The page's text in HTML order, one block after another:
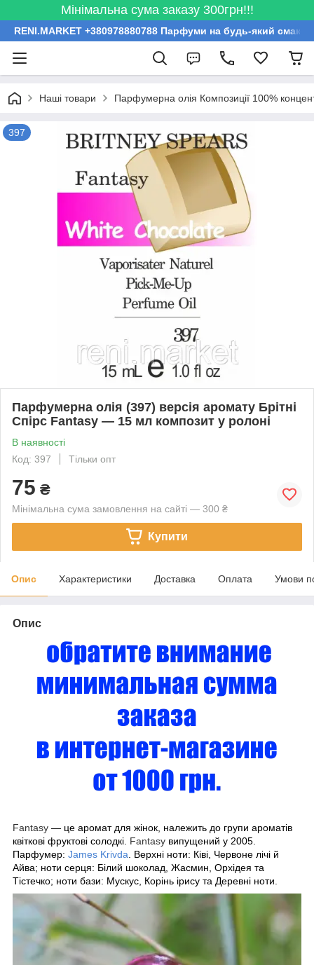
Мінімальна сума заказу 300грн!!!
RENI.MARKET +380978880788 Парфуми на будь-який смак
Наші товари Парфумерна олія Композиції 100%
397
Парфумерна олія (397) версія аромату Брітні
Спірс Fantasy — 15 мл композит у ролоні
В наявності
Код: 397
Тільки опт
75 ₴
Мінімальна сума замовлення на сайті — 300 ₴
Купити
Опис Характеристики Доставка Оплата Умови
Опис
Fantasy — це аромат для жінок, належить до групи ароматів
квіткові фруктові солодкі. Fantasy випущений у 2005.
Парфумер: James Krivda . Верхні ноти: Ківі, Червоне лічі й
Айва; ноти серця: Білий шоколад, Жасмин, Орхідея та
Тістечко; ноти бази: Мускус, Корінь ірису та Деревні ноти.